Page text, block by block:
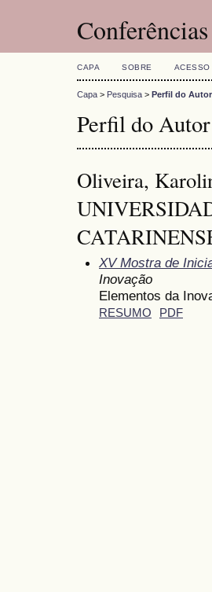
CAPA SOBRE ACESSO
Capa > Pesquisa > Perfil do Autor
Perfil do Autor
Oliveira,
XV Mostra de
Inovação
Elementos da
RESUMO PDF